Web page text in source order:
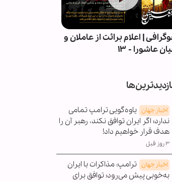
| اعلام برائت از عاملان و
عاشورا - ۱۳
اخبار جهان یاوه‌گویی ترامپ تمامی
ندارد؛ اگر ایران توافق نکند، رهبر آن را
هدف قرار خواهیم داد!
۳ روز قبل
اخبار جهان ترامپ: مذاکرات با ایران
به‌خوبی پیش می‌رود؛ توافق برای